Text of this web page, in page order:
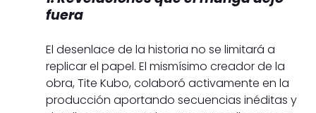
fuera
El desenlace de la historia no se limitará a
replicar el papel. El mismísimo creador de la
obra, Tite Kubo, colaboró activamente en la
producción aportando secuencias inéditas y